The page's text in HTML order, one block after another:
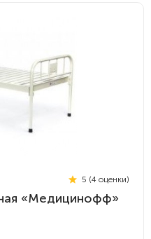
5 (4 оценки)
«Медицинофф»